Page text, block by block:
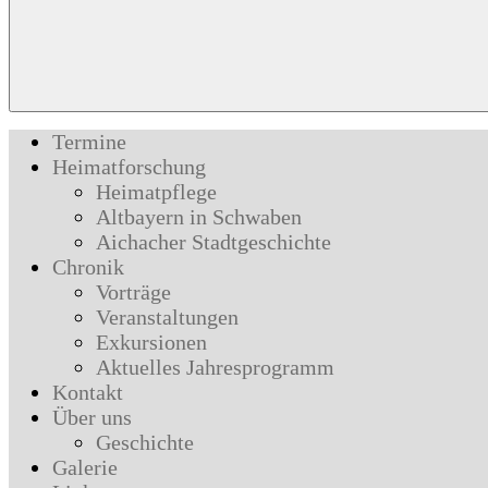
Termine
Heimatforschung
Heimatpflege
Altbayern in Schwaben
Aichacher Stadtgeschichte
Chronik
Vorträge
Veranstaltungen
Exkursionen
Aktuelles Jahresprogramm
Kontakt
Über uns
Geschichte
Galerie